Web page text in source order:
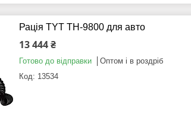
Рація TYT TH-9800 для авто
13 444 ₴
Готово до відправки
Оптом і в роздріб
13534